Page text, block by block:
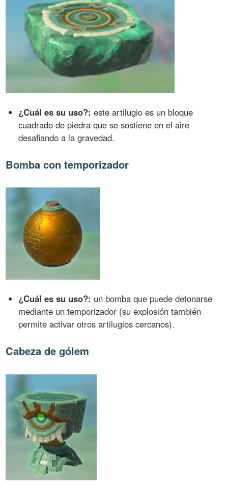
¿Cuál es su uso?: este artilugio es un bloque
cuadrado de piedra que se sostiene en el aire
desafiando a la gravedad.
Bomba con temporizador
¿Cuál es su uso?: un bomba que puede detonarse
mediante un temporizador (su explosión también
permite activar otros artilugios cercanos).
Cabeza de gólem